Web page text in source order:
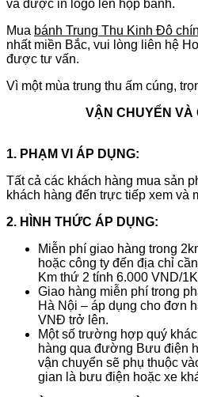
và được in logo lên hộp bánh.
Mua bánh Trung Thu Kinh Đô
nhất miền Bắc, vui lòng liên hệ
được tư vấn.
Vì một mùa trung thu ấm cúng,
VẬN CHUYỂN VÀ
1. PHẠM VI ÁP DỤNG:
Tất cả các khách hàng mua sản
khách hàng đến trực tiếp xem và
2. HÌNH THỨC ÁP DỤNG:
Miễn phí giao hàng trong
hoặc công ty đến địa chỉ
Km thứ 2 tính 6.000 VND/
Giao hàng miễn phí trong
Hà Nội – áp dụng cho đơn
VNĐ trở lên.
Một số trường hợp quý
hàng qua đường Bưu điện
vận chuyển sẽ phụ thuộc
gian là bưu điện hoặc xe